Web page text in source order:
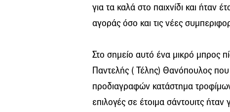
για τα καλά στο παιχνίδι και ήταν
αγοράς όσο και τις νέες
Στο σημείο αυτό ένα μικρό μπρος
Παντελής ( Τέλης) Θανόπουλος
προδιαγραφών κατάστημα
επιλογές σε έτοιμα σάντουιτς